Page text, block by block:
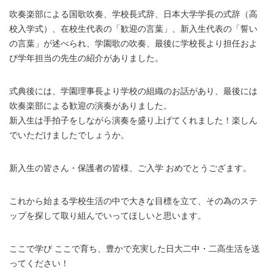
吹奏楽部による国歌吹奏、学校長式辞、日本大学学長の式辞（高
校入学式）
、在校生代表の「歓迎の言葉」、新入生代表の「誓い
の言葉」が述べられ、 学園歌の吹奏、最後に学校長より担任およ
び学年担当の先生の紹介がありました。
式典後には、学園理事長より学校の組織のお話があり、最後には
吹奏楽部による歓迎の演奏がありました。
新入生は手拍子をしながら演奏を盛り上げてくれました！楽しん
でいただけましたでしょうか。
新入生の皆さん・保護者の皆様、ご入学 おめでとうござます。
これから始まる学校生活の中で大きな目標を立て、その為のステ
ップを探して取り組んでいってほしいと思います。
ここで学び ここで育ち、豊かで充実した日大二中・二高生活を送
ってください！